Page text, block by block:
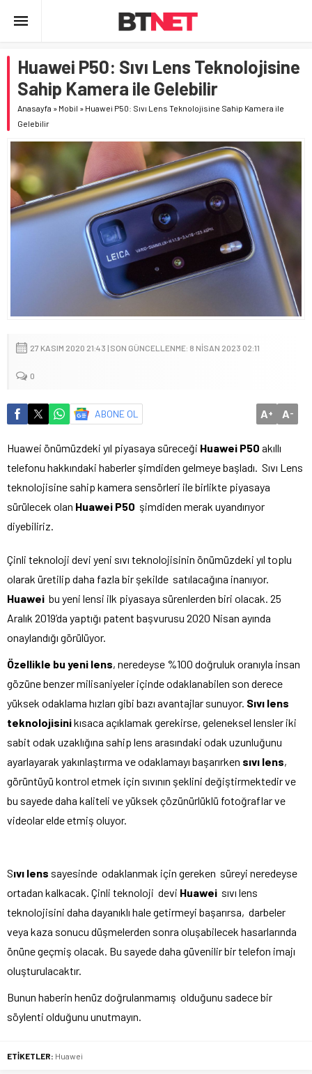
Huawei P50: Sıvı Lens Teknolojisine
Sahip Kamera ile Gelebilir
Anasayfa » Mobil » Huawei P50: Sıvı Lens Teknolojisine Sahip Kamera ile
Gelebilir
27 KASIM 2020 21:43 | SON GÜNCELLENME: 8 NISAN 2023 02:11
0
ABONE OL A+ A-
Huawei önümüzdeki yıl piyasaya süreceği Huawei P50 akıllı
telefonu hakkındaki haberler şimdiden gelmeye başladı. Sıvı Lens
teknolojisine sahip kamera sensörleri ile birlikte piyasaya
sürülecek olan Huawei P50 şimdiden merak uyandırıyor
diyebiliriz.
Çinli teknoloji devi yeni sıvı teknolojisinin önümüzdeki yıl toplu
olarak üretilip daha fazla bir şekilde satılacağına inanıyor.
Huawei bu yeni lensi ilk piyasaya sürenlerden biri olacak. 25
Aralık 2019’da yaptığı patent başvurusu 2020 Nisan ayında
onaylandığı görülüyor.
Özellikle bu yeni lens, neredeyse %100 doğruluk oranıyla insan
gözüne benzer milisaniyeler içinde odaklanabilen son derece
yüksek odaklama hızları gibi bazı avantajlar sunuyor. Sıvı lens
teknolojisinikısaca açıklamak gerekirse, geleneksel lensler iki
sabit odak uzaklığına sahip lens arasındaki odak uzunluğunu
ayarlayarak yakınlaştırma ve odaklamayı başarırken sıvı lens,
görüntüyü kontrol etmek için sıvının şeklini değiştirmektedir ve
bu sayede daha kaliteli ve yüksek çözünürlüklü fotoğraflar ve
videolar elde etmiş oluyor.
Sıvı lens sayesinde odaklanmak için gereken süreyi neredeyse
ortadan kalkacak. Çinli teknoloji devi Huawei sıvı lens
teknolojisini daha dayanıklı hale getirmeyi başarırsa, darbeler
veya kaza sonucu düşmelerden sonra oluşabilecek hasarlarında
önüne geçmiş olacak. Bu sayede daha güvenilir bir telefon imajı
oluşturulacaktır.
Bunun haberin henüz doğrulanmamış olduğunu sadece bir
söylenti olduğunu unutmayın.
ETİKETLER: Huawei